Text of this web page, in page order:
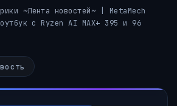
~Лента новостей~
MetaMech
с Ryzen AI MAX+ 395 и 96